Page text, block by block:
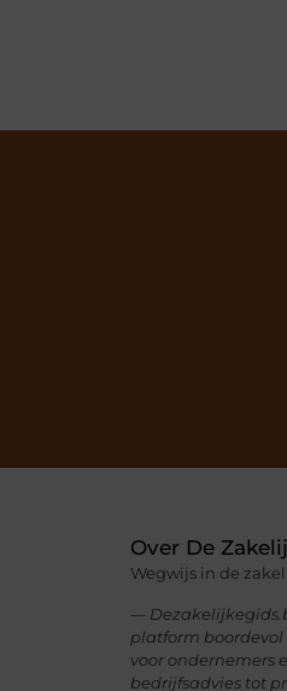
Over De
Wegwijs in de
—
platform boordevol
voor ondernemers
bedrijfsadvies tot